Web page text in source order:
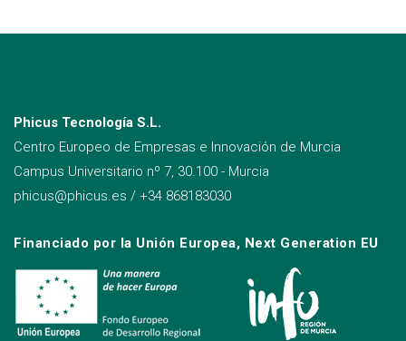
Phicus Tecnología S.L.
Centro Europeo de Empresas e Innovación de Murcia
Campus Universitario nº 7, 30.100 - Murcia
phicus@phicus.es / +34 868183030
Financiado por la Unión Europea, Next Generation EU